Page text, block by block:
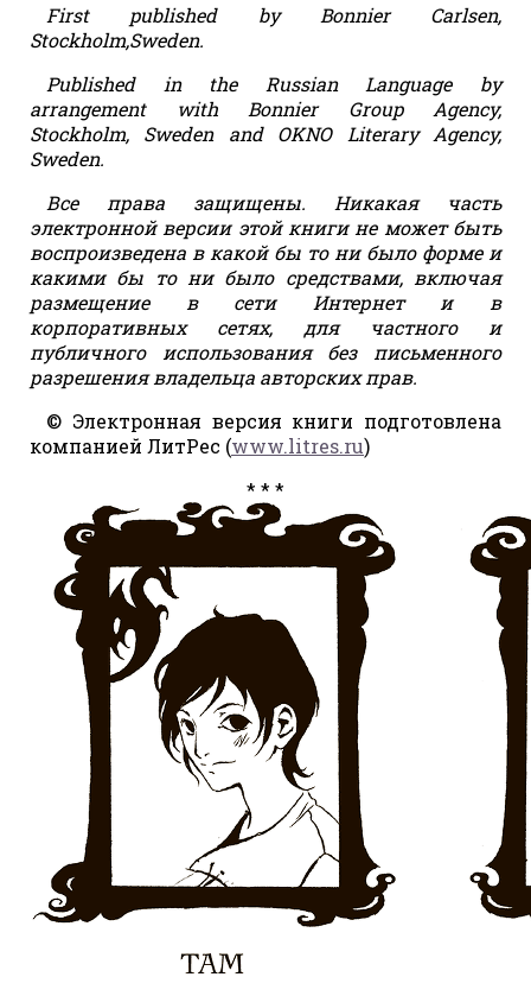
First published by Bonnier Carlsen,
Stockholm,Sweden.
Published in the Russian Language by
arrangement with Bonnier Group Agency,
Stockholm, Sweden and OKNO Literary Agency,
Sweden.
Все права защищены. Никакая часть
электронной версии этой книги не может быть
воспроизведена в какой бы то ни было форме и
какими бы то ни было средствами, включая
размещение в сети Интернет и в
корпоративных сетях, для частного и
публичного использования без письменного
разрешения владельца авторских прав.
© Электронная версия книги подготовлена
компанией ЛитРес (www.litres.ru)
* * *